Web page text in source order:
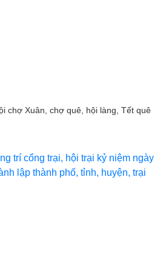
chợ Xuân, chợ quê, hội làng, Tết quê